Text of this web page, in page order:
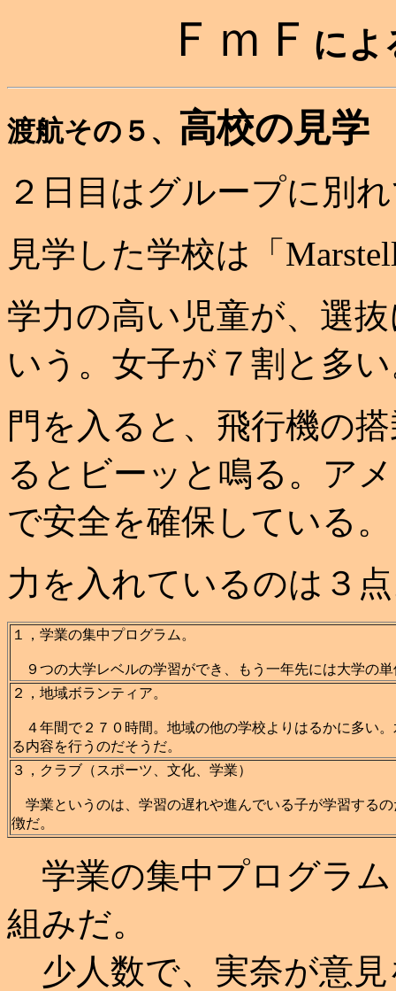
ＦｍＦ によ
渡航その５、 高校の
２日目はグループに別
見学した学校は「
学力の高い児童が、選
いう。女子が７割と多
門を入ると、飛行機の
るとビーッと鳴る。ア
で安全を確保している。
力を入れているのは３
１，学業の集中プログラム。
９つの大学レベルの学習ができ、もう一年先には大学の
２，地域ボランティア。
４年間で２７０時間。地域の他の学校よりはるかに多い
る内容を行うのだそうだ。
３，クラブ（スポーツ、文化、学業）
学業というのは、学習の遅れや進んでいる子が学習する
徴だ。
学業の集中プログラ
組みだ。
少人数で、実奈が意